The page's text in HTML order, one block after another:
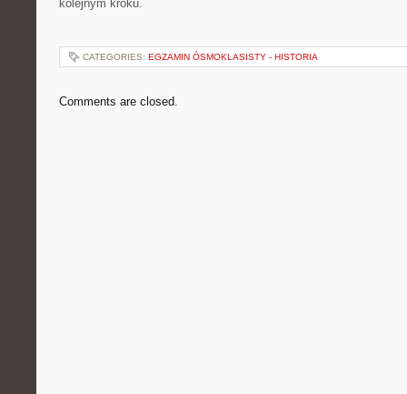
kolejnym kroku.
CATEGORIES: EGZAMIN ÓSMOKLASISTY - HISTORIA
Comments are closed.